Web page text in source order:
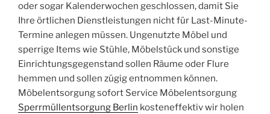
oder sogar Kalenderwochen geschlossen, damit Sie
Ihre örtlichen Dienstleistungen nicht für Last-Minute-
Termine anlegen müssen. Ungenutzte Möbel und
sperrige Items wie Stühle, Möbelstück und sonstige
Einrichtungsgegenstand sollen Räume oder Flure
hemmen und sollen zügig entnommen können.
Möbelentsorgung sofort Service Möbelentsorgung
Sperrmüllentsorgung Berlin kosteneffektiv wir holen